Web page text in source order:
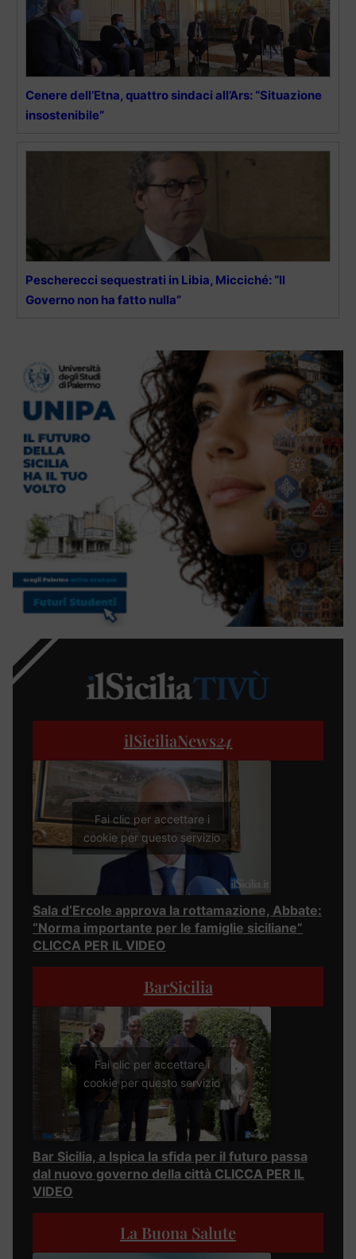
Cenere dell’Etna, quattro sindaci all’Ars: “Situazione
insostenibile”
Pescherecci sequestrati in Libia, Micciché: “Il
Governo non ha fatto nulla”
ilSiciliaNews24
Fai clic per accettare i
cookie per questo servizio
Sala d’Ercole approva la rottamazione, Abbate:
“Norma importante per le famiglie siciliane”
CLICCA PER IL VIDEO
BarSicilia
Fai clic per accettare i
cookie per questo servizio
Bar Sicilia, a Ispica la sfida per il futuro passa
dal nuovo governo della città CLICCA PER IL
VIDEO
La Buona Salute